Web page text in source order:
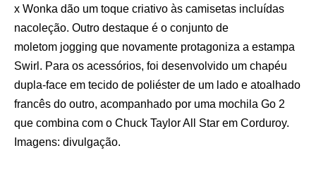
x Wonka dão um toque criativo às camisetas incluídas
nacoleção. Outro destaque é o conjunto de
moletom jogging que novamente protagoniza a estampa
Swirl. Para os acessórios, foi desenvolvido um chapéu
dupla-face em tecido de poliéster de um lado e atoalhado
francês do outro, acompanhado por uma mochila Go 2
que combina com o Chuck Taylor All Star em Corduroy.
Imagens: divulgação.